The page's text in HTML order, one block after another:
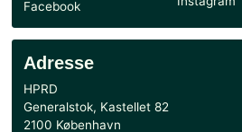
36001
+4533141601